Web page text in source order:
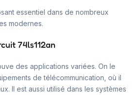
essentiel dans de nombreux
modernes.
74ls112an
des applications variées. On le
de télécommunication, où il
Il est aussi utilisé dans les systèmes